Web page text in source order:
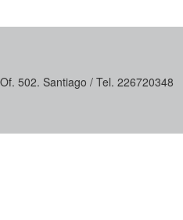
502. Santiago / Tel. 226720348